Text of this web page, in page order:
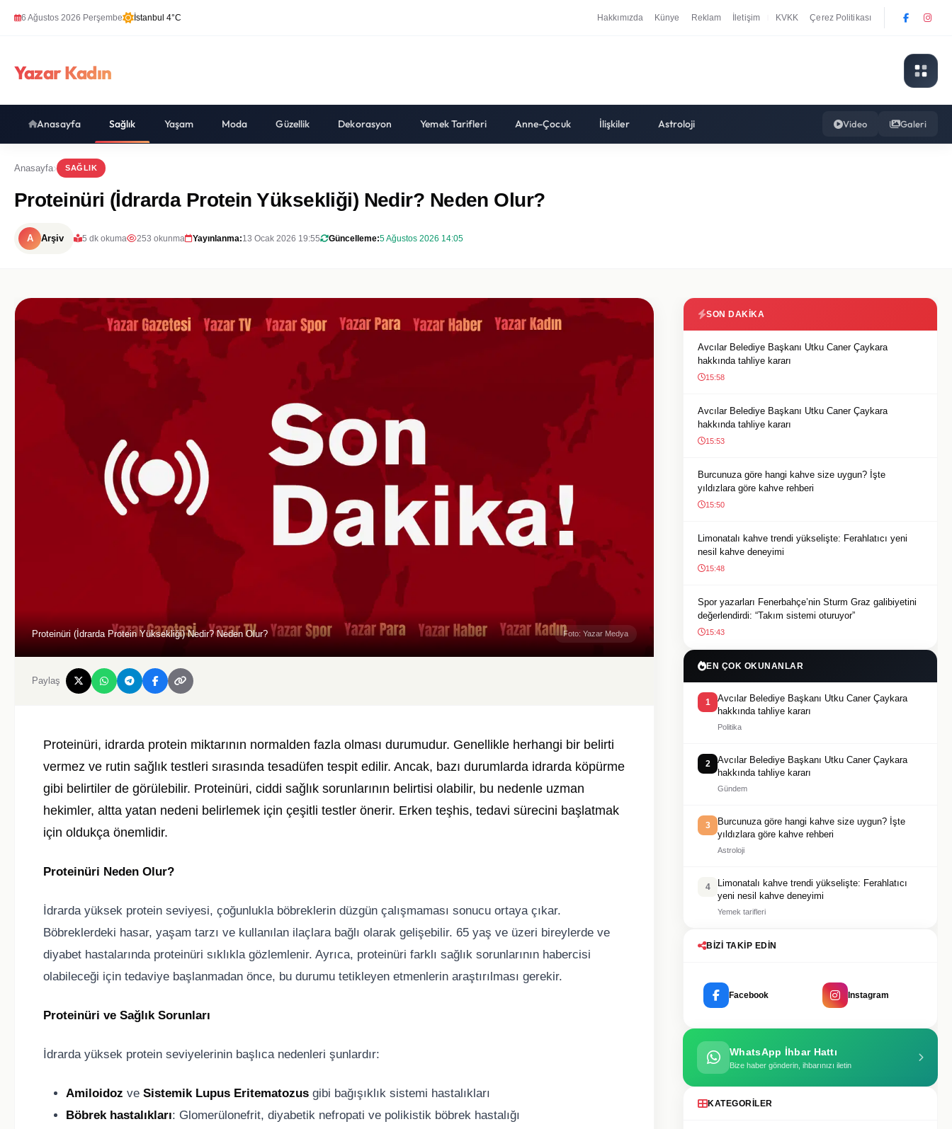
6 Ağustos 2026 Perşembe İstanbul 4°C Hakkımızda Künye Reklam İletişim KVKK Çerez Politikası
Yazar Kadın
Anasayfa Sağlık Yaşam Moda Güzellik Dekorasyon Yemek Tarifleri Anne-Çocuk İlişkiler Astroloji Video Galeri
Anasayfa SAĞLIK
Proteinüri (İdrarda Protein Yüksekliği) Nedir? Neden Olur?
A Arşiv 5 dk okuma 253 okunma Yayınlanma:13 Ocak 2026 19:55 Güncelleme:5 Ağustos 2026 14:05
Proteinüri (İdrarda Protein Yüksekliği) Nedir? Neden Olur? Foto: Yazar Medya
Paylaş
Proteinüri, idrarda protein miktarının normalden fazla olması durumudur. Genellikle herhangi bir belirti
vermez ve rutin sağlık testleri sırasında tesadüfen tespit edilir. Ancak, bazı durumlarda idrarda köpürme
gibi belirtiler de görülebilir. Proteinüri, ciddi sağlık sorunlarının belirtisi olabilir, bu nedenle uzman
hekimler, altta yatan nedeni belirlemek için çeşitli testler önerir. Erken teşhis, tedavi sürecini başlatmak
için oldukça önemlidir.
Proteinüri Neden Olur?
İdrarda yüksek protein seviyesi, çoğunlukla böbreklerin düzgün çalışmaması sonucu ortaya çıkar.
Böbreklerdeki hasar, yaşam tarzı ve kullanılan ilaçlara bağlı olarak gelişebilir. 65 yaş ve üzeri bireylerde ve
diyabet hastalarında proteinüri sıklıkla gözlemlenir. Ayrıca, proteinüri farklı sağlık sorunlarının habercisi
olabileceği için tedaviye başlanmadan önce, bu durumu tetikleyen etmenlerin araştırılması gerekir.
Proteinüri ve Sağlık Sorunları
İdrarda yüksek protein seviyelerinin başlıca nedenleri şunlardır:
Amiloidoz ve Sistemik Lupus Eritematozus gibi bağışıklık sistemi hastalıkları
Böbrek hastalıkları: Glomerülonefrit, diyabetik nefropati ve polikistik böbrek hastalığı
SON DAKIKA
Avcılar Belediye Başkanı Utku Caner Çaykara
hakkında tahliye kararı
15:58
Avcılar Belediye Başkanı Utku Caner Çaykara
hakkında tahliye kararı
15:53
Burcunuza göre hangi kahve size uygun? İşte
yıldızlara göre kahve rehberi
15:50
Limonatalı kahve trendi yükselişte: Ferahlatıcı yeni
nesil kahve deneyimi
15:48
Spor yazarları Fenerbahçe’nin Sturm Graz galibiyetini
değerlendirdi: “Takım sistemi oturuyor”
15:43
EN ÇOK OKUNANLAR
1
Avcılar Belediye Başkanı Utku Caner Çaykara
hakkında tahliye kararı
Politika
2
Avcılar Belediye Başkanı Utku Caner Çaykara
hakkında tahliye kararı
Gündem
3
Burcunuza göre hangi kahve size uygun? İşte
yıldızlara göre kahve rehberi
Astroloji
4
Limonatalı kahve trendi yükselişte: Ferahlatıcı
yeni nesil kahve deneyimi
Yemek tarifleri
BIZI TAKIP EDIN
Facebook Instagram
WhatsApp İhbar Hattı
Bize haber gönderin, ihbarınızı iletin
KATEGORILER